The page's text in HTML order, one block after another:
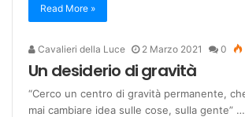
Read More »
Cavalieri della Luce 2 Marzo 2021 0
Un desiderio di gravità
“Cerco un centro di gravità permanente,
mai cambiare idea sulle cose, sulla gente”